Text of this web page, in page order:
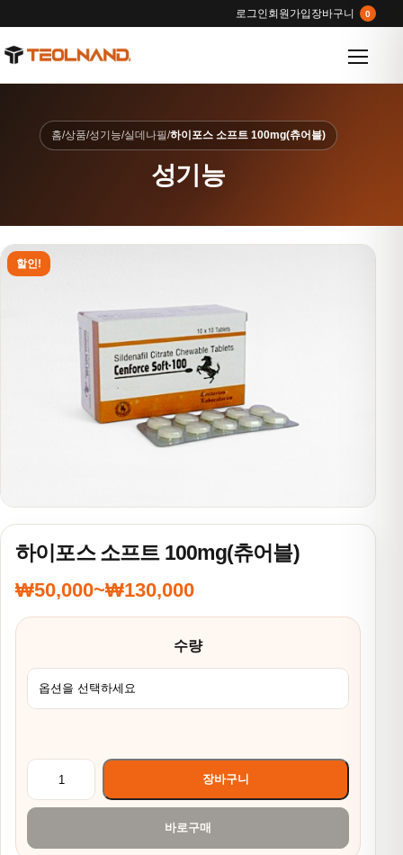
로그인회원가입장바구니 0
홈/상품/성기능/실데나필/하이포스 소프트 100mg(츄어블)
성기능
할인!
하이포스 소프트 100mg(츄어블)
₩50,000~₩130,000
가격 범위: ₩50,000~₩130,000
수량
하이포스 소프트 100mg(츄어블) 수량
장바구니
바로구매